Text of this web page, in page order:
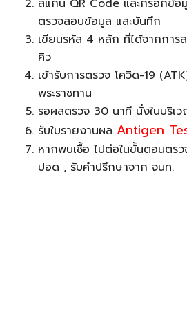
ตรวจสอบข้อมูล และบันทึก
เขียนรหัส 4 หลัก ที่ได้จากการ
คิว
เข้ารับการตรวจ โควิด-19
พระราชทาน
รอผลตรวจ 30 นาที นั่งในบริเ
รับใบรายงานผล Antigen
หากพบเชื้อ ไปต่อในขั้นตอนตร
ปอด , รับคำปรึกษาจาก จนท.